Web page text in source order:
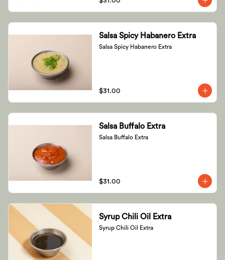
Salsa Spicy Habanero Extra
Salsa Spicy Habanero Extra
$31.00
Salsa Buffalo Extra
Salsa Buffalo Extra
$31.00
Syrup Chili Oil Extra
Syrup Chili Oil Extra